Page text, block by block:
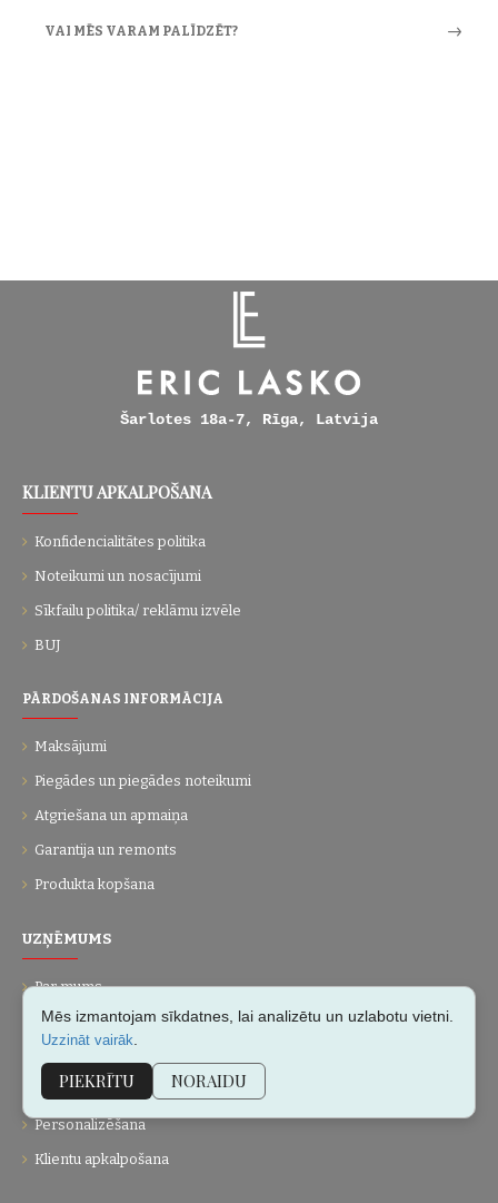
VAI MĒS VARAM PALĪDZĒT?
Šarlotes 18a-7, Rīga, Latvija
KLIENTU APKALPOŠANA
Konfidencialitātes politika
Noteikumi un nosacījumi
Sīkfailu politika/ reklāmu izvēle
BUJ
PĀRDOŠANAS INFORMĀCIJA
Maksājumi
Piegādes un piegādes noteikumi
Atgriešana un apmaiņa
Garantija un remonts
Produkta kopšana
UZŅĒMUMS
Par mums
Kontakti
Dāvanu kartes
Personalizēšana
Klientu apkalpošana
Mēs izmantojam sīkdatnes, lai analizētu un uzlabotu vietni.
Uzzināt vairāk
PIEKRĪTU NORAIDU